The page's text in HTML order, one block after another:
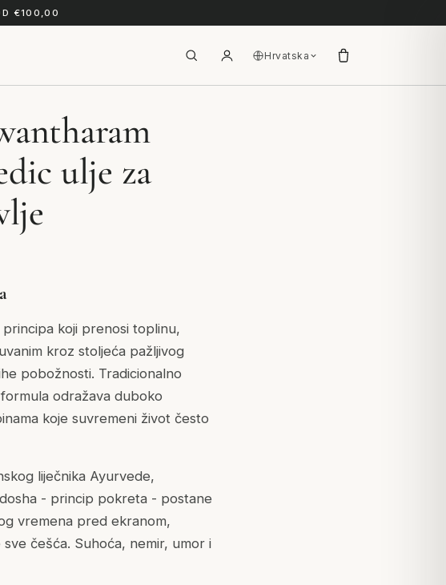
€100,00
Hrvatska
ulje za
principa koji prenosi toplinu,
kroz stoljeća pažljivog
pobožnosti. Tradicionalno
odražava duboko
koje suvremeni život često
liječnika Ayurvede,
- princip pokreta - postane
vremena pred ekranom,
češća. Suhoća, nemir, umor i